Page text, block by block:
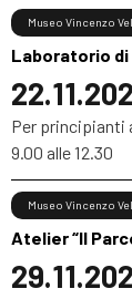
Laboratorio di
Museo Vincenzo
Per principianti
9.00 alle 12.30
Atelier “Il
Museo Vincenzo